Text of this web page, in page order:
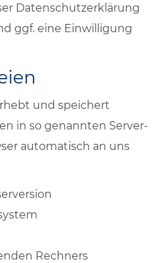
Datenschutzerklärung
ggf. eine Einwilligung
und speichert
in so genannten Server-
automatisch an uns
Rechners